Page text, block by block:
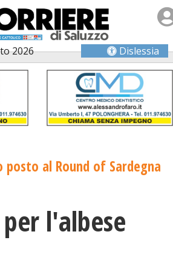
2026 Dislessia
al Round of Sardegna
l'albese